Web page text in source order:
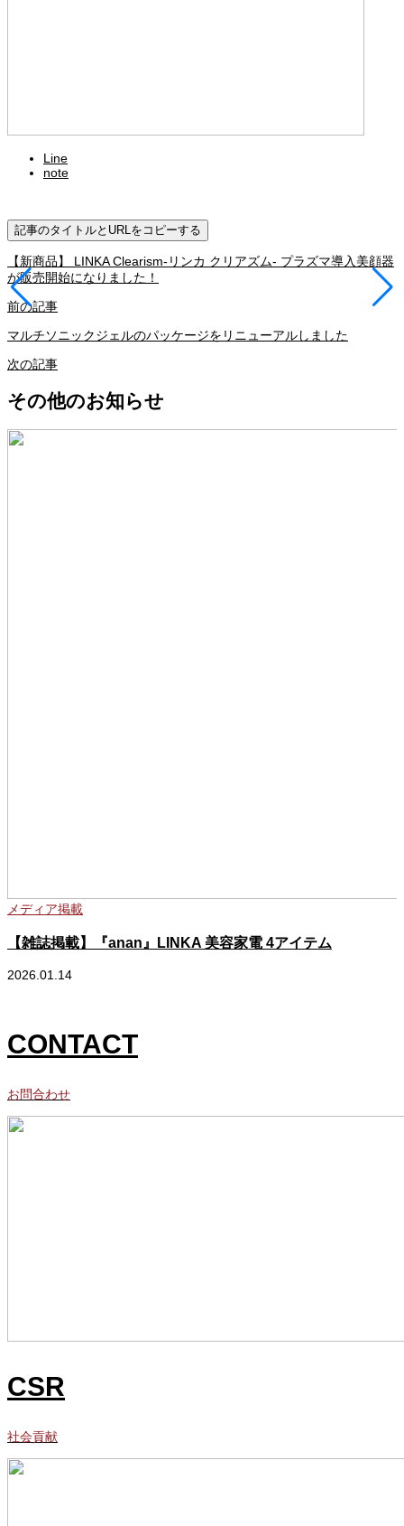
Line
note
記事のタイトルとURLをコピーする
【新商品】 LINKA Clearism-リンカ クリアズム- プラズマ導入美顔器
が販売開始になりました！
前の記事
マルチソニックジェルのパッケージをリニューアルしました
次の記事
その他のお知らせ
メディア掲載
【雑誌掲載】『anan』LINKA 美容家電 4アイテム
2026.01.14
CONTACT
お問合わせ
CSR
社会貢献